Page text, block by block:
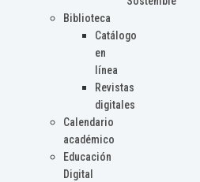
Biblioteca
Catálogo
en
línea
Revistas
digitales
Calendario
académico
Educación
Digital